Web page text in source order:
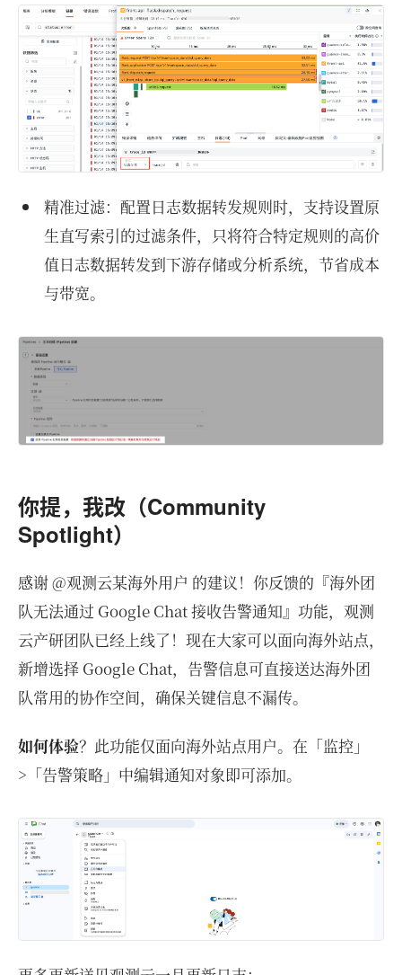
精准过滤：配置日志数据转发规则时，支持设置原
生直写索引的过滤条件，只将符合特定规则的高价
值日志数据转发到下游存储或分析系统，节省成本
与带宽。
你提，我改（Community
Spotlight）
感谢 @观测云某海外用户 的建议！你反馈的『海外团
队无法通过 Google Chat 接收告警通知』功能，观测
云产研团队已经上线了！现在大家可以面向海外站点，
新增选择 Google Chat，告警信息可直接送达海外团
队常用的协作空间，确保关键信息不漏传。
如何体验？此功能仅面向海外站点用户。在「监控」
>「告警策略」中编辑通知对象即可添加。